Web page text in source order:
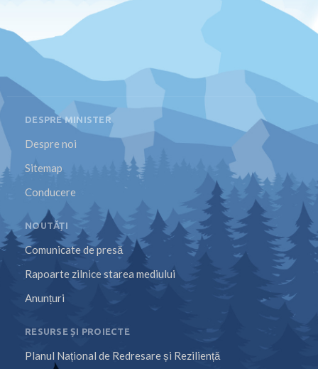
DESPRE MINISTER
Despre noi
Sitemap
Conducere
NOUTĂȚI
Comunicate de presă
Rapoarte zilnice starea mediului
Anunțuri
RESURSE ȘI PROIECTE
Planul Național de Redresare și Reziliență